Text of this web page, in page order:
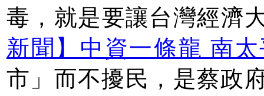
毒，就是要讓台灣經濟
新聞】中資一條龍 南
市」而不擾民，是蔡政